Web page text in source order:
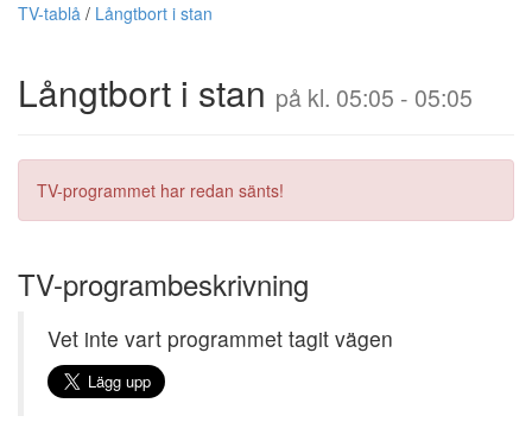
TV-tablå / Långtbort i stan
Långtbort i stan på kl. 05:05 - 05:05
TV-programmet har redan sänts!
TV-programbeskrivning
Vet inte vart programmet tagit vägen